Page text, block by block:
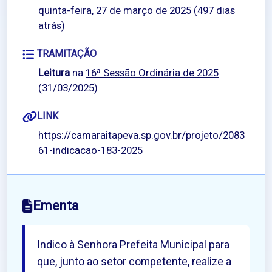
quinta-feira, 27 de março de 2025 (497 dias
atrás)
TRAMITAÇÃO
Leitura na16ª Sessão Ordinária de 2025
(31/03/2025)
LINK
https://camaraitapeva.sp.gov.br/projeto/2083
61-indicacao-183-2025
Ementa
Indico à Senhora Prefeita Municipal para
que, junto ao setor competente, realize a